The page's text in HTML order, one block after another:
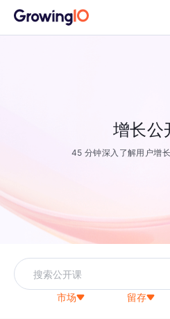
增长公
45 分钟深入了解用户增
市场 留存